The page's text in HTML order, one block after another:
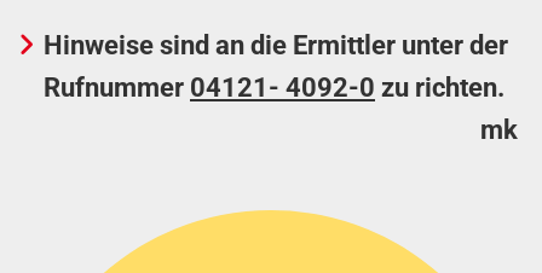
Hinweise sind an die Ermittler unter der
Rufnummer 04121- 4092-0 zu richten.
mk